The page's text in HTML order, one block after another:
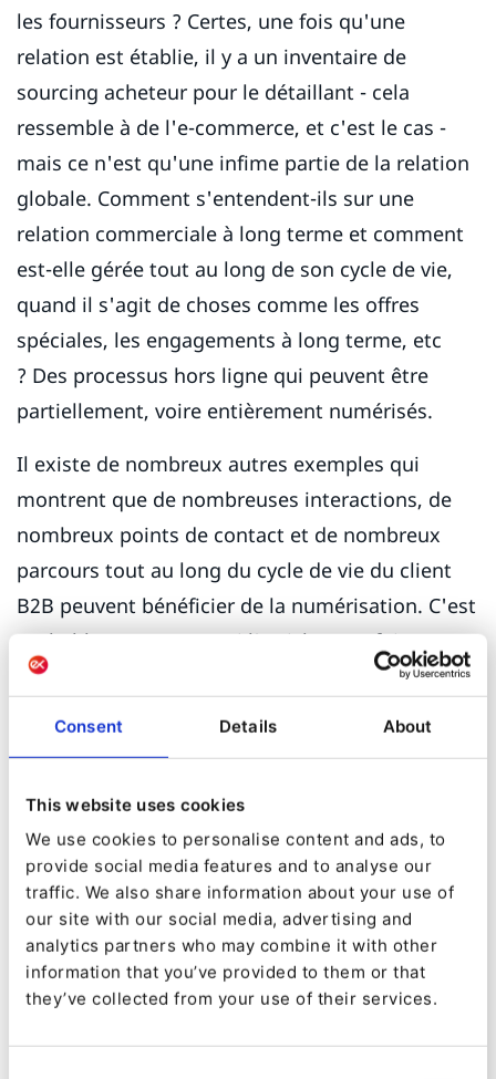
Consent Details About
This website uses cookies
We use cookies to personalise content and ads, to
provide social media features and to analyse our
traffic. We also share information about your use of
our site with our social media, advertising and
analytics partners who may combine it with other
information that you’ve provided to them or that
they’ve collected from your use of their services.
les fournisseurs ? Certes, une fois qu'une
relation est établie, il y a un inventaire de
sourcing acheteur pour le détaillant - cela
ressemble à de l'e-commerce, et c'est le cas -
mais ce n'est qu'une infime partie de la relation
globale. Comment s'entendent-ils sur une
relation commerciale à long terme et comment
est-elle gérée tout au long de son cycle de vie,
quand il s'agit de choses comme les offres
spéciales, les engagements à long terme, etc
? Des processus hors ligne qui peuvent être
partiellement, voire entièrement numérisés.
Il existe de nombreux autres exemples qui
montrent que de nombreuses interactions, de
nombreux points de contact et de nombreux
parcours tout au long du cycle de vie du client
B2B peuvent bénéficier de la numérisation. C'est
probablement pourquoi l'article autrefois
visionnaire de Forrester,
entre acheteurs et vendeurs a continué
d'augmenter, car les entreprises n'ont pas
réussi à numériser des processus très
complexes.
Les Prévisions pour 2021
Le marché se rendra compte que l'impératif de